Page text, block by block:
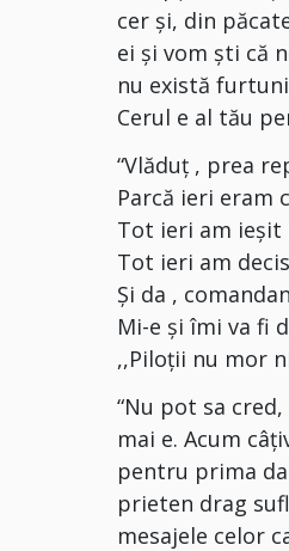
cer și, din
ei și vom ști că
nu există
Cerul e al tău
“Vlăduț , prea
Parcă ieri eram
Tot ieri am ieșit
Tot ieri am
Și da ,
Mi-e și îmi va fi
,,Piloții nu mor
“Nu pot sa
mai e. Acum
pentru prima
prieten drag
mesajele celor